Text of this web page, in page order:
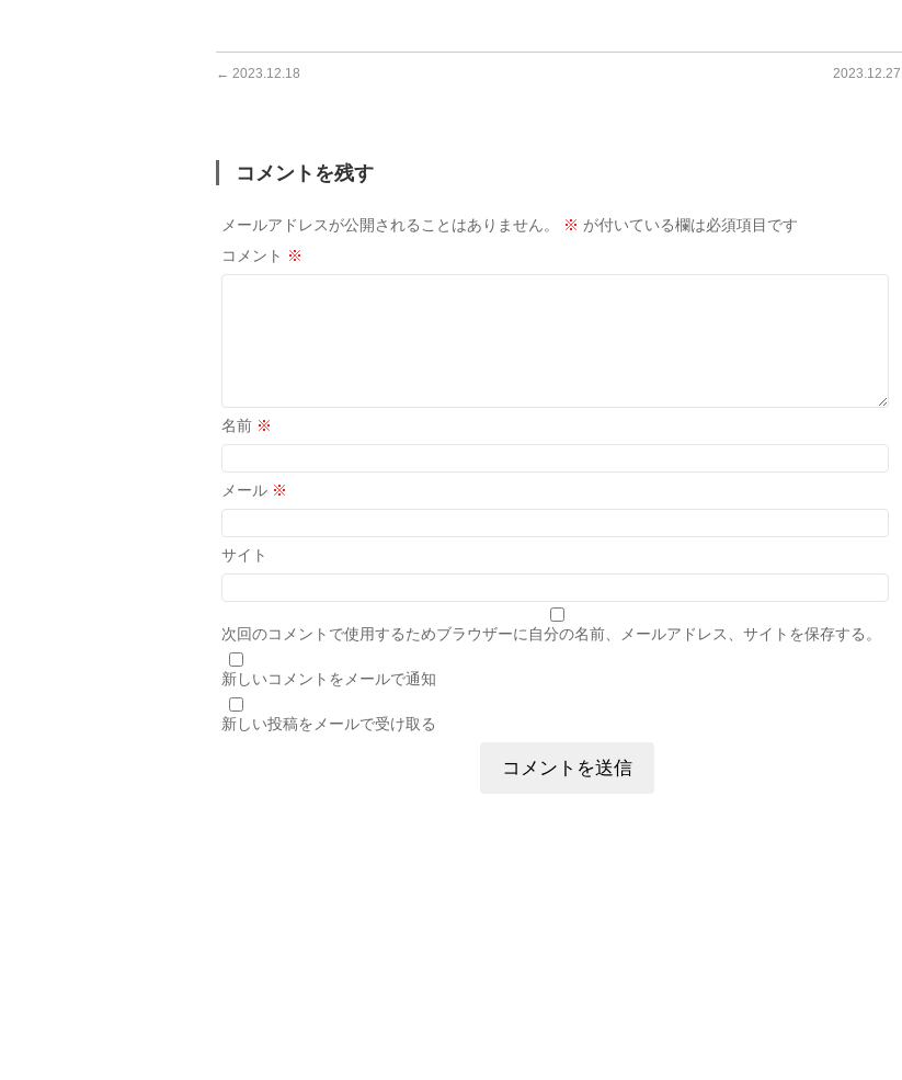
← 2023.12.18 2023.12.27
コメントを残す
メールアドレスが公開されることはありません。 ※ が付いている欄は必須項目です
コメント ※
名前 ※
メール ※
サイト
次回のコメントで使用するためブラウザーに自分の名前、メールアドレス、サイトを保存する。
新しいコメントをメールで通知
新しい投稿をメールで受け取る